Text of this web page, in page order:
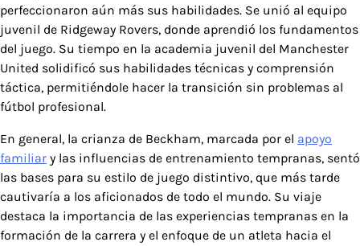
perfeccionaron aún más sus habilidades. Se unió al equipo
juvenil de Ridgeway Rovers, donde aprendió los fundamentos
del juego. Su tiempo en la academia juvenil del Manchester
United solidificó sus habilidades técnicas y comprensión
táctica, permitiéndole hacer la transición sin problemas al
fútbol profesional.
En general, la crianza de Beckham, marcada por el apoyo
familiar y las influencias de entrenamiento tempranas, sentó
las bases para su estilo de juego distintivo, que más tarde
cautivaría a los aficionados de todo el mundo. Su viaje
destaca la importancia de las experiencias tempranas en la
formación de la carrera y el enfoque de un atleta hacia el